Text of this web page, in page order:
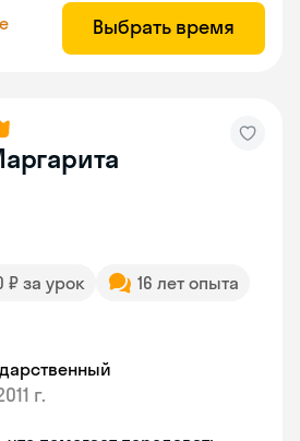
Выбрать время
₽ за урок
16 лет опыта
г.